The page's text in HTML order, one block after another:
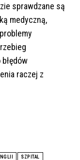
sprawdzane są
medyczną,
raczej z
SZPITAL